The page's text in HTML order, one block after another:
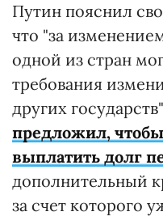
Путин пояснил
что "за
одной из стран
требования
других
предложил,
выплатить долг
дополнительный
за счет которого